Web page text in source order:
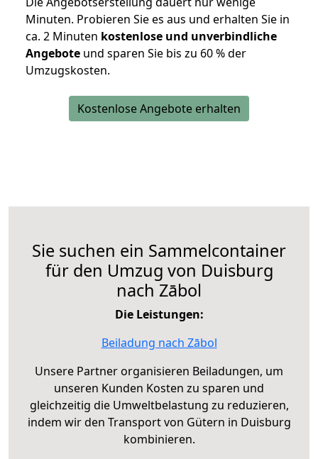
Minuten. Probieren Sie es aus und erhalten Sie in
ca. 2 Minuten kostenlose und unverbindliche
Angebote und sparen Sie bis zu 60 % der
Umzugskosten.
Kostenlose Angebote erhalten
Sie suchen ein Sammelcontainer
für den Umzug von Duisburg
nach Zābol
Die Leistungen:
Beiladung nach Zābol
Unsere Partner organisieren Beiladungen, um
unseren Kunden Kosten zu sparen und
gleichzeitig die Umweltbelastung zu reduzieren,
indem wir den Transport von Gütern in Duisburg
kombinieren.